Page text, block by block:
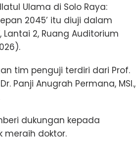
Ulama di Solo Raya:
2045’ itu diuji dalam
2, Ruang Auditorium
tim penguji terdiri dari Prof.
Panji Anugrah Permana, MSI.,
dukungan kepada
meraih doktor.